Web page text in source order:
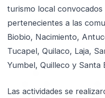
turismo local
pertenecientes a las
Biobio, Nacimiento,
Tucapel, Quilaco, Laja,
Yumbel, Quilleco y Santa
Las actividades se